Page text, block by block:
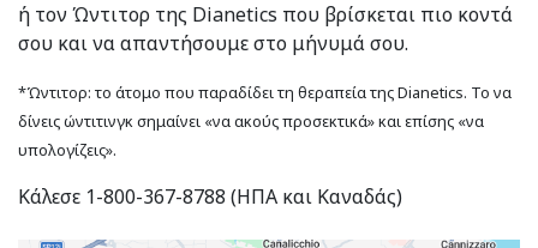
ή τον Ώντιτορ της Dianetics που βρίσκεται πιο κοντά
σου και να απαντήσουμε στο μήνυμά σου.
*Ώντιτορ: το άτομο που παραδίδει τη θεραπεία της Dianetics. Το να
δίνεις ώντιτινγκ σημαίνει «να ακούς προσεκτικά» και επίσης «να
υπολογίζεις».
Κάλεσε 1-800-367-8788 (ΗΠΑ και Καναδάς)